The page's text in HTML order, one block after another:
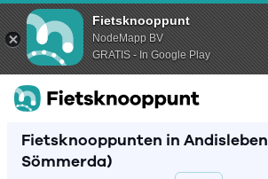
Fietsknooppunt
NodeMapp BV
GRATIS - In Google Play
Fietsknooppunten in
Sömmerda)